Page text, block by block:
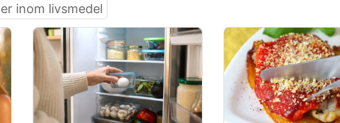
inom livsmedel